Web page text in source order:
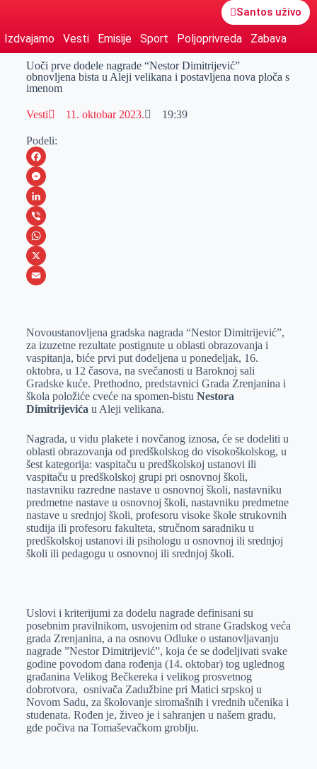
Santos uživo
Izdvajamo Vesti Emisije Sport Poljoprivreda Zabava
Uoči prve dodele nagrade “Nestor Dimitrijević”
obnovljena bista u Aleji velikana i postavljena nova ploča s
imenom
Vesti 11. oktobar 2023. 19:39
Podeli:
F
a
c
e
b
o
M
e
s
s
e
e
r
L
i
n
k
I
n
V
i
b
W
h
s
A
p
p
X
a
i
l
Novoustanovljena gradska nagrada “Nestor Dimitrijević”,
za izuzetne rezultate postignute u oblasti obrazovanja i
vaspitanja, biće prvi put dodeljena u ponedeljak, 16.
oktobra, u 12 časova, na svečanosti u Baroknoj sali
Gradske kuće. Prethodno, predstavnici Grada Zrenjanina i
škola položiće cveće na spomen-bistu Nestora
Dimitrijevića u Aleji velikana.
Nagrada, u vidu plakete i novčanog iznosa, će se dodeliti u
oblasti obrazovanja od predškolskog do visokoškolskog, u
šest kategorija: vaspitaču u predškolskoj ustanovi ili
vaspitaču u predškolskoj grupi pri osnovnoj školi,
nastavniku razredne nastave u osnovnoj školi, nastavniku
predmetne nastave u osnovnoj školi, nastavniku predmetne
nastave u srednjoj školi, profesoru visoke škole strukovnih
studija ili profesoru fakulteta, stručnom saradniku u
predškolskoj ustanovi ili psihologu u osnovnoj ili srednjoj
školi ili pedagogu u osnovnoj ili srednjoj školi.
Uslovi i kriterijumi za dodelu nagrade definisani su
posebnim pravilnikom, usvojenim od strane Gradskog veća
grada Zrenjanina, a na osnovu Odluke o ustanovljavanju
nagrade ”Nestor Dimitrijević”, koja će se dodeljivati svake
godine povodom dana rođenja (14. oktobar) tog uglednog
građanina Velikog Bečkereka i velikog prosvetnog
dobrotvora, osnivača Zadužbine pri Matici srpskoj u
Novom Sadu, za školovanje siromašnih i vrednih učenika i
studenata. Rođen je, živeo je i sahranjen u našem gradu,
gde počiva na Tomaševačkom groblju.